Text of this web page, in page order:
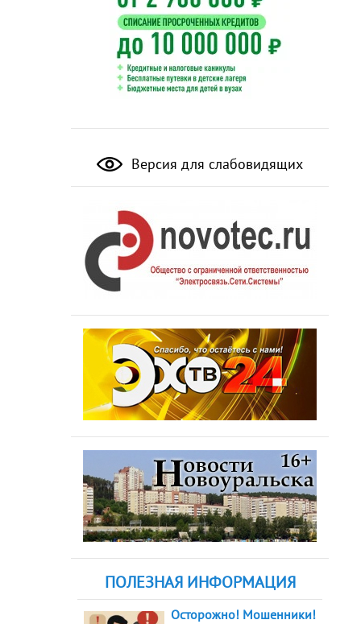
Версия для слабовидящих
ПОЛЕЗНАЯ ИНФОРМАЦИЯ
Осторожно! Мошенники!